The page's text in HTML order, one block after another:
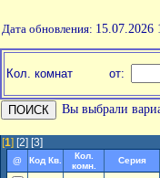
Дата обновления: 15.07.2026
Кол. комнат от:
Вы выбрали
[1] [2] [3]
@ Код Кв.
Кол.
комн.
Серия